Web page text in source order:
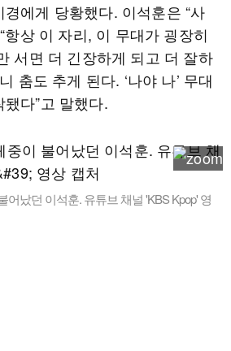
에게 당황했다. 이석훈은 “사
항상 이 자리, 이 무대가 굉장히
서면 더 긴장하게 되고 더 잘하
춤도 추게 된다. ‘나야 나’ 무대
다”고 말했다.
어났던 이석훈. 유튜브 채널 'KBS Kpop' 영